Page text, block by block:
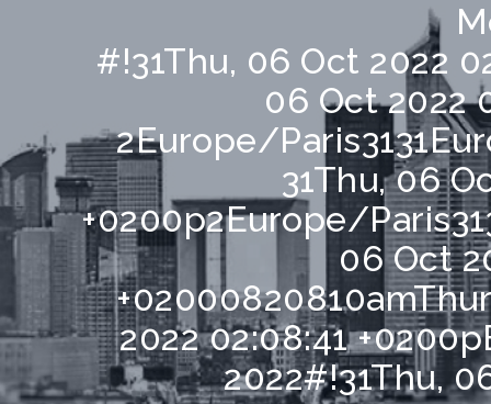
#!31Thu, 06 Oct 2022
06 Oct 2022
2Europe/
31Thu, 06
+0200p2Europe/
06 Oct
2022 02:08:41
2022#!31Thu,